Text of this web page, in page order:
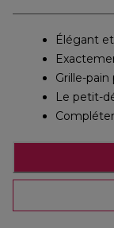
Élégant
Grille-
Le petit-